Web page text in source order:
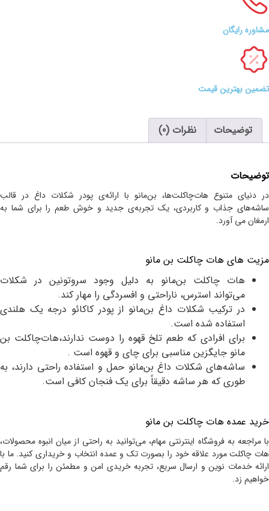
مشاوره رایگان
تضمین بهترین قیمت
توضیحات نظرات (0)
توضیحات
در دنیای متنوع هات‌چاکلت‌ها، بن‌مانو با ارائه‌ی پودر شکلات داغ در قالب
ساشه‌های جذاب و کاربردی، یک تجربه‌ی جدید و خوش طعم را برای شما به
ارمغان می آورد.
مزیت های هات چاکلت بن مانو
هات چاکلت بن‌مانو به دلیل وجود سروتونین در شکلات
می‌تواند استرس، ناراحتی و افسردگی را مهار کند.
در ترکیب شکلات داغ بن‌مانو از پودر کاکائو درجه یک هلندی
استفاده شده است.
برای افرادی که طعم تلخ قهوه را دوست ندارند،هات‌چاکلت بن
مانو جایگزین مناسبی برای چای و قهوه است .
ساشه‌های شکلات داغ بن‌مانو حمل و استفاده راحتی دارند، به‌
طوری که هر ساشه دقیقاً برای یک فنجان کافی است.
خرید عمده هات چاکلت بن مانو
با مراجعه به فروشگاه اینترنتی مهام، می‌توانید به راحتی از میان انبوه محصولات،
هات چاکلت مورد علاقه خود را بصورت تک و عمده انتخاب و خریداری کنید. ما با
ارائه خدمات نوین و ارسال سریع، تجربه خریدی امن و مطمئن را برای شما رقم
خواهیم زد.